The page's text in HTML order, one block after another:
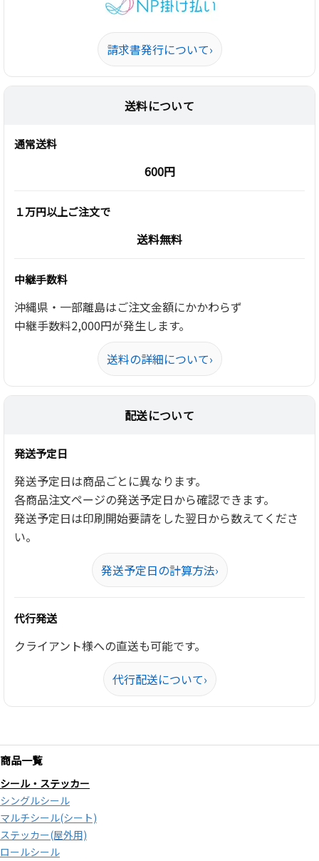
請求書発行について›
送料について
通常送料
600円
１万円以上ご注文で
送料無料
中継手数料
沖縄県・一部離島はご注文金額にかかわらず
中継手数料2,000円が発生します。
送料の詳細について›
配送について
発送予定日
発送予定日は商品ごとに異なります。
各商品注文ページの発送予定日から確認できます。
発送予定日は印刷開始要請をした翌日から数えてくださ
い。
発送予定日の計算方法›
代行発送
クライアント様への直送も可能です。
代行配送について›
商品一覧
シール・ステッカー
シングルシール
マルチシール(シート)
ステッカー(屋外用)
ロールシール